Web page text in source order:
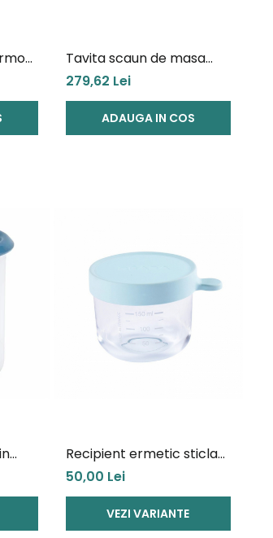
Tavita scaun de masa
Childhome Evolu +
Protectie din silicon,
Menta
279,62 Lei
ADAUGA IN COS
Recipient ermetic sticla
Beaba
50,00 Lei
VEZI VARIANTE